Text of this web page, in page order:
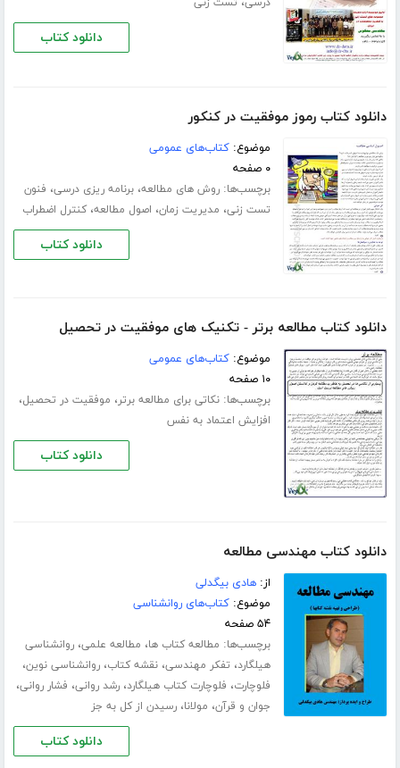
دانلود کتاب
دانلود کتاب رموز موفقیت در کنکور
موضوع:کتاب‌های عمومی
۰ صفحه
برچسب‌ها:روش های مطالعه،برنامه ریزی درسی، فنون
تست زنی، مدیریت زمان، اصول مطالعه،کنترل اضطراب
دانلود کتاب
دانلود کتاب مطالعه برتر - تکنیک های موفقیت در تحصیل
موضوع:کتاب‌های عمومی
۱۰ صفحه
برچسب‌ها:نکاتی برای مطالعه برتر، موفقیت در تحصیل،
افزایش اعتماد به نفس
دانلود کتاب
دانلود کتاب مهندسی مطالعه
از:هادی بیگدلی
موضوع:کتاب‌های روانشناسی
۵۴ صفحه
برچسب‌ها: مطالعه کتاب ها، مطالعه علمی،روانشناسی
هیلگارد، تفکر مهندسی،نقشه کتاب،روانشناسی نوین،
فلوچارت، فلوچارت کتاب هیلگارد،رشد روانی، فشار روانی،
جوان و قرآن، مولانا،رسیدن از کل به جز
دانلود کتاب